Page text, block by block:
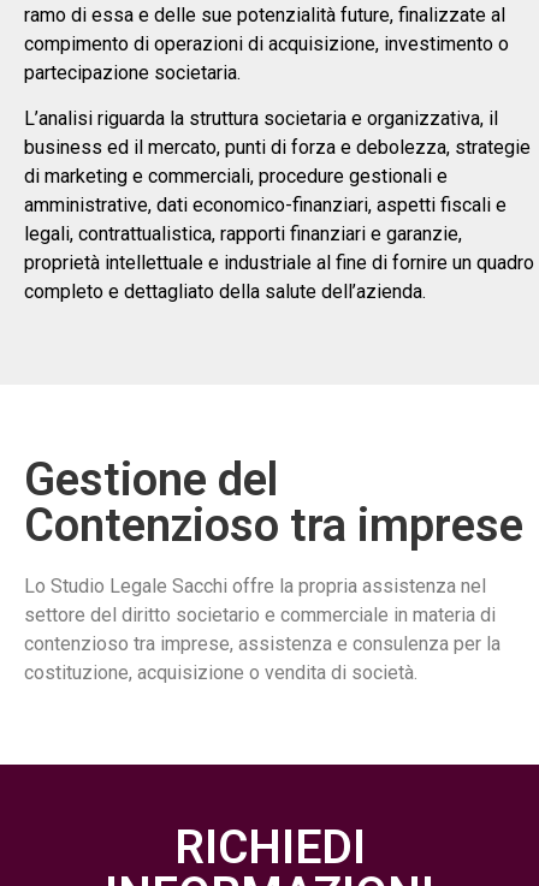
ramo di essa e delle sue potenzialità future, finalizzate al
compimento di operazioni di acquisizione, investimento o
partecipazione societaria.
L’analisi riguarda la struttura societaria e organizzativa, il
business ed il mercato, punti di forza e debolezza, strategie
di marketing e commerciali, procedure gestionali e
amministrative, dati economico-finanziari, aspetti fiscali e
legali, contrattualistica, rapporti finanziari e garanzie,
proprietà intellettuale e industriale al fine di fornire un quadro
completo e dettagliato della salute dell’azienda.
Gestione del
Contenzioso tra imprese
Lo Studio Legale Sacchi offre la propria assistenza nel
settore del diritto societario e commerciale in materia di
contenzioso tra imprese, assistenza e consulenza per la
costituzione, acquisizione o vendita di società.
RICHIEDI